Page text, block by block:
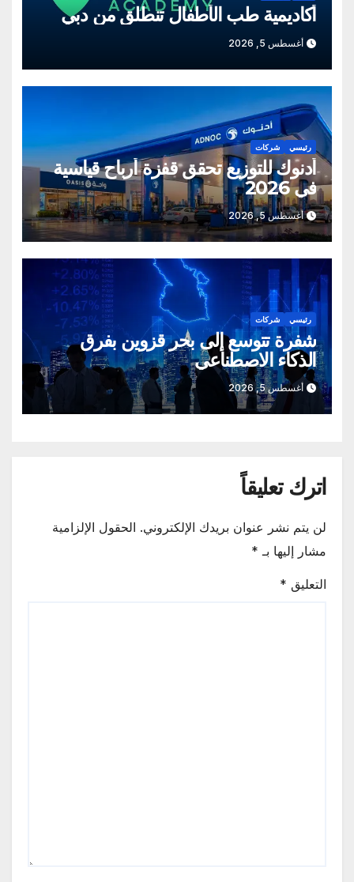
أكاديمية طب الأطفال تنطلق من دبي
أغسطس 5, 2026
رئيسي شركات
أدنوك للتوزيع تحقق قفزة أرباح قياسية
في 2026
أغسطس 5, 2026
رئيسي شركات
شفرة تتوسع إلى بحر قزوين بفرق
الذكاء الاصطناعي
أغسطس 5, 2026
اترك تعليقاً
لن يتم نشر عنوان بريدك الإلكتروني. الحقول الإلزامية
مشار إليها بـ *
التعليق *